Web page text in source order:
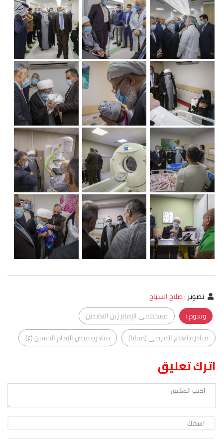
تصوير:صلاح السباح
وسوم :
مستشفى الإمام زين العابدين
مبادرة لعلاج المرضى (مجانا)
مبادرة فيض الإمام الحسين (ع)
اترك تعليق